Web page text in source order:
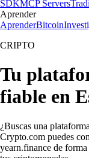
SDKMCP Servers
Aprender
AprenderBitcoin
CRIPTO
Tu
fiable en
¿Buscas una
Crypto.com puedes
yearn.finance de